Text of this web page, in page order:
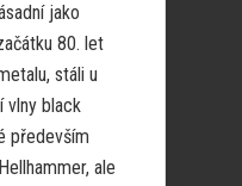
jako
80. let
stáli u
vlny black
především
ale